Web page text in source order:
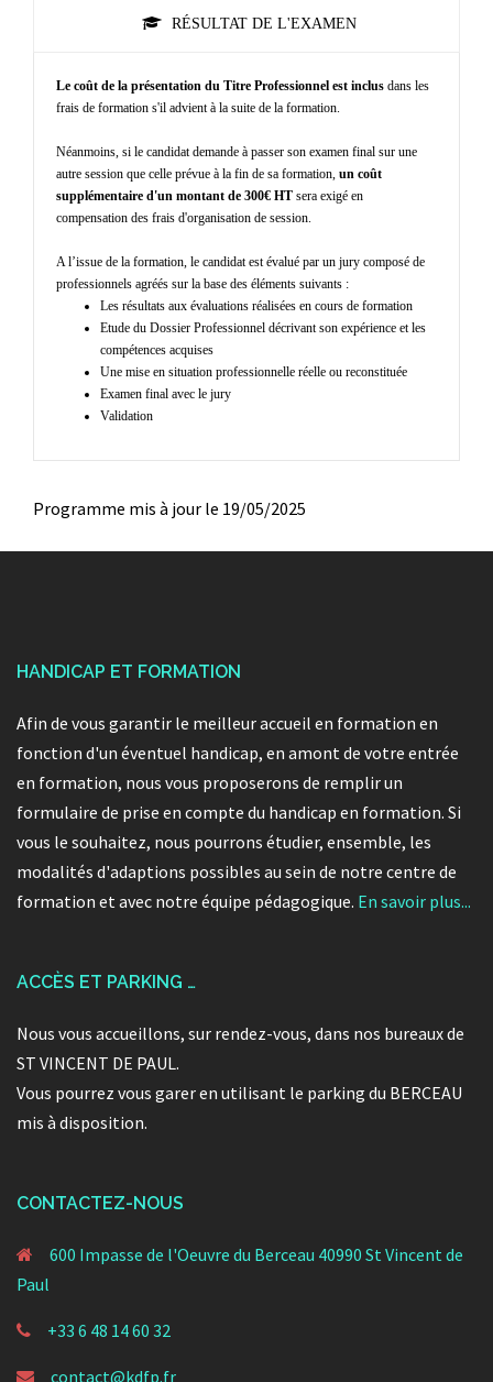
RÉSULTAT DE L'EXAMEN
Le coût de la présentation du Titre Professionnel est inclus dans les
frais de formation s'il advient à la suite de la formation.
Néanmoins, si le candidat demande à passer son examen final sur une
autre session que celle prévue à la fin de sa formation, un coût
supplémentaire d'un montant de 300€ HT sera exigé en
compensation des frais d'organisation de session.
A l’issue de la formation, le candidat est évalué par un jury composé de
professionnels agréés sur la base des éléments suivants :
Les résultats aux évaluations réalisées en cours de formation
Etude du Dossier Professionnel décrivant son expérience et les
compétences acquises
Une mise en situation professionnelle réelle ou reconstituée
Examen final avec le jury
Validation
Programme mis à jour le 19/05/2025
HANDICAP ET FORMATION
Afin de vous garantir le meilleur accueil en formation en
fonction d'un éventuel handicap, en amont de votre entrée
en formation, nous vous proposerons de remplir un
formulaire de prise en compte du handicap en formation. Si
vous le souhaitez, nous pourrons étudier, ensemble, les
modalités d'adaptions possibles au sein de notre centre de
formation et avec notre équipe pédagogique. En savoir plus...
ACCÈS ET PARKING …
Nous vous accueillons, sur rendez-vous, dans nos bureaux de
ST VINCENT DE PAUL.
Vous pourrez vous garer en utilisant le parking du BERCEAU
mis à disposition.
CONTACTEZ-NOUS
600 Impasse de l'Oeuvre du Berceau 40990 St Vincent de
Paul
+33 6 48 14 60 32
contact@kdfp.fr